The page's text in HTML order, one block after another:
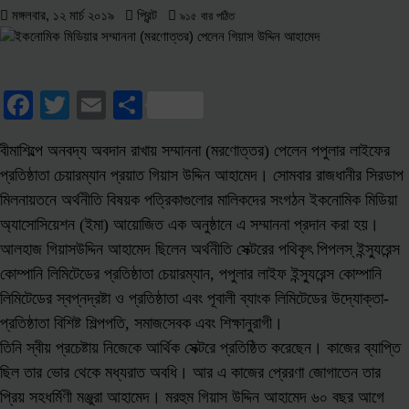
কাঠমান্ডু গেলেন বাংলাদেশের আট সাংবাদিক
বীমা আইন লঙ্ঘনের ব্যাখ্যা চেয়ে স্বদেশ লাইফকে কারণ দর্শানোর
নোটিশ
বীমা মার্কেটিংয়ের যাদুকর এস আর খানের মৃত্যুবার্ষিকী আজ
বীমা আইন লঙ্ঘনের ব্যাখ্যা চেয়ে স্বদেশ লাইফকে কারণ দর্শানোর নোটিশ
মঙ্গলবার, ১২ মার্চ ২০১৯
প্রিন্ট ৯১৫ বার পঠিত
Facebook
TwitterEmail
বীমাশিল্পে অনবদ্য অবদান রাখায় সম্মাননা (মরণোত্তর) পেলেন পপুলার লাইফের
প্রতিষ্ঠাতা চেয়ারম্যান প্রয়াত গিয়াস উদ্দিন আহামেদ। সোমবার রাজধানীর সিরডাপ
মিলনায়তনে অর্থনীতি বিষয়ক পত্রিকাগুলোর মালিকদের সংগঠন ইকনোমিক মিডিয়া
অ্যাসোসিয়েশন (ইমা) আয়োজিত এক অনুষ্ঠানে এ সম্মাননা প্রদান করা হয়।
আলহাজ গিয়াসউদ্দিন আহামেদ ছিলেন অর্থনীতি সেক্টরের পথিকৃৎ পিপলস্ ইন্স্যুরেন্স
কোম্পানি লিমিটেডের প্রতিষ্ঠাতা চেয়ারম্যান, পপুলার লাইফ ইন্স্যুরেন্স কোম্পানি
লিমিটেডের স্বপ্নদ্রষ্টা ও প্রতিষ্ঠাতা এবং পূবালী ব্যাংক লিমিটেডের উদ্যোক্তা-
প্রতিষ্ঠাতা বিশিষ্ট শিল্পপতি, সমাজসেবক এবং শিক্ষানুরাগী।
তিনি স্বীয় প্রচেষ্টায় নিজেকে আর্থিক সেক্টরে প্রতিষ্ঠিত করেছেন। কাজের ব্যাপ্তি
ছিল তার ভোর থেকে মধ্যরাত অবধি। আর এ কাজের প্রেরণা জোগাতেন তার
প্রিয় সহধর্মিণী মঞ্জুরা আহামেদ। মরহুম গিয়াস উদ্দিন আহামেদ ৬০ বছর আগে